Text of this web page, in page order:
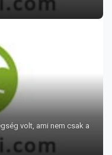
volt, ami nem csak a